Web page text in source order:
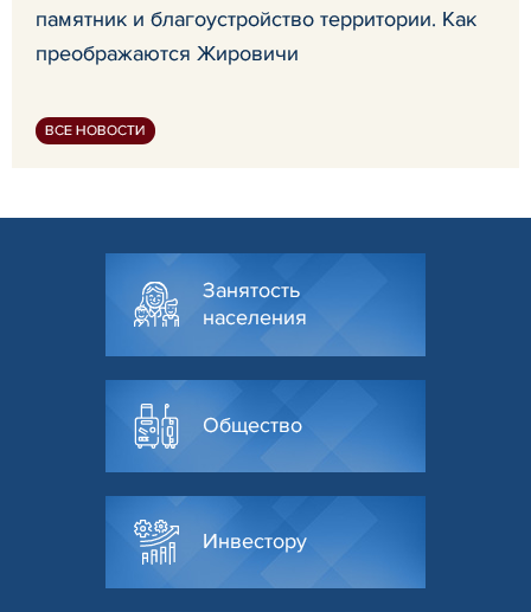
памятник и благоустройство территории. Как
преображаются Жировичи
ВСЕ НОВОСТИ
Занятость
населения
Общество
Инвестору